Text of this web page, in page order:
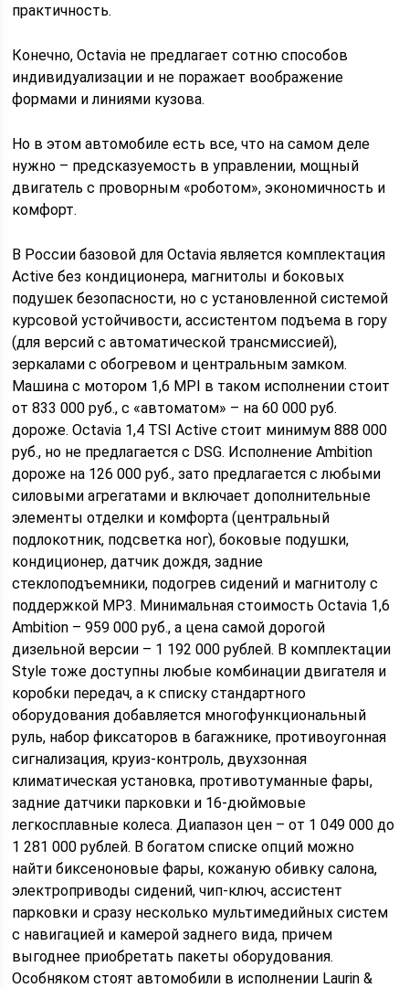
практичность.
Конечно, Octavia не предлагает сотню способов
индивидуализации и не поражает воображение
формами и линиями кузова.
Но в этом автомобиле есть все, что на самом деле
нужно – предсказуемость в управлении, мощный
двигатель с проворным «роботом», экономичность и
комфорт.
В России базовой для Octavia является комплектация
Active без кондиционера, магнитолы и боковых
подушек безопасности, но с установленной системой
курсовой устойчивости, ассистентом подъема в гору
(для версий с автоматической трансмиссией),
зеркалами с обогревом и центральным замком.
Машина с мотором 1,6 MPI в таком исполнении стоит
от 833 000 руб., с «автоматом» – на 60 000 руб.
дороже. Octavia 1,4 TSI Active стоит минимум 888 000
руб., но не предлагается с DSG. Исполнение Ambition
дороже на 126 000 руб., зато предлагается с любыми
силовыми агрегатами и включает дополнительные
элементы отделки и комфорта (центральный
подлокотник, подсветка ног), боковые подушки,
кондиционер, датчик дождя, задние
стеклоподъемники, подогрев сидений и магнитолу с
поддержкой MP3. Минимальная стоимость Octavia 1,6
Ambition – 959 000 руб., а цена самой дорогой
дизельной версии – 1 192 000 рублей. В комплектации
Style тоже доступны любые комбинации двигателя и
коробки передач, а к списку стандартного
оборудования добавляется многофункциональный
руль, набор фиксаторов в багажнике, противоугонная
сигнализация, круиз-контроль, двухзонная
климатическая установка, противотуманные фары,
задние датчики парковки и 16-дюймовые
легкосплавные колеса. Диапазон цен – от 1 049 000 до
1 281 000 рублей. В богатом списке опций можно
найти биксеноновые фары, кожаную обивку салона,
электроприводы сидений, чип-ключ, ассистент
парковки и сразу несколько мультимедийных систем
с навигацией и камерой заднего вида, причем
выгоднее приобретать пакеты оборудования.
Оcобняком стоят автомобили в исполнении Laurin &